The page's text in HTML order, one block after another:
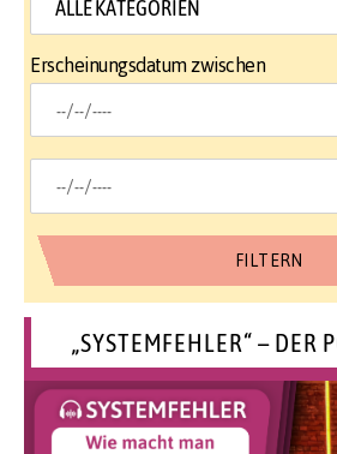
Erscheinungsdatum zwischen
„SYSTEMFEHLER“ – DER